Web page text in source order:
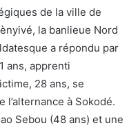
de la ville de
la banlieue Nord
a répondu par
ans, apprenti
28 ans, se
l’alternance à Sokodé.
Sebou (48 ans) et une